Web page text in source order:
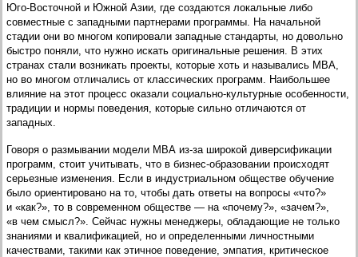
Юго-Восточной и Южной Азии, где создаются локальные либо
совместные с западными партнерами программы. На начальной
стадии они во многом копировали западные стандарты, но довольно
быстро поняли, что нужно искать оригинальные решения. В этих
странах стали возникать проекты, которые хоть и назывались МВА,
но во многом отличались от классических программ. Наибольшее
влияние на этот процесс оказали социально-культурные особенности,
традиции и нормы поведения, которые сильно отличаются от
западных.
Говоря о размывании модели МВА из-за широкой диверсификации
программ, стоит учитывать, что в бизнес-образовании происходят
серьезные изменения. Если в индустриальном обществе обучение
было ориентировано на то, чтобы дать ответы на вопросы «что?»
и «как?», то в современном обществе — на «почему?», «зачем?»,
«в чем смысл?». Сейчас нужны менеджеры, обладающие не только
знаниями и квалификацией, но и определенными личностными
качествами, такими как этичное поведение, эмпатия, критическое